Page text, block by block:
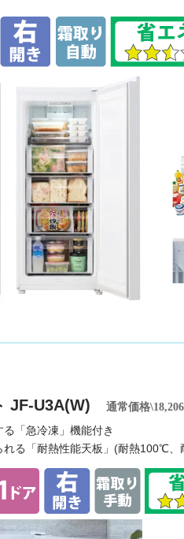
JF-U3A(W) 通常価格
「急冷凍」機能付き
れる「耐熱性能天板」(耐熱100℃、